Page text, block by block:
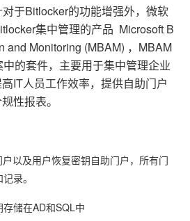
于Bitlocker的功能增强外，微软
集中管理的产品 Microsoft B
and Monitoring (MBAM) ，MBAM
的套件，主要用于集中管理企业
IT人员工作效率，提供自助门户
性报表。
以及用户恢复密钥自助门户，所有门
录。
储在AD和SQL中